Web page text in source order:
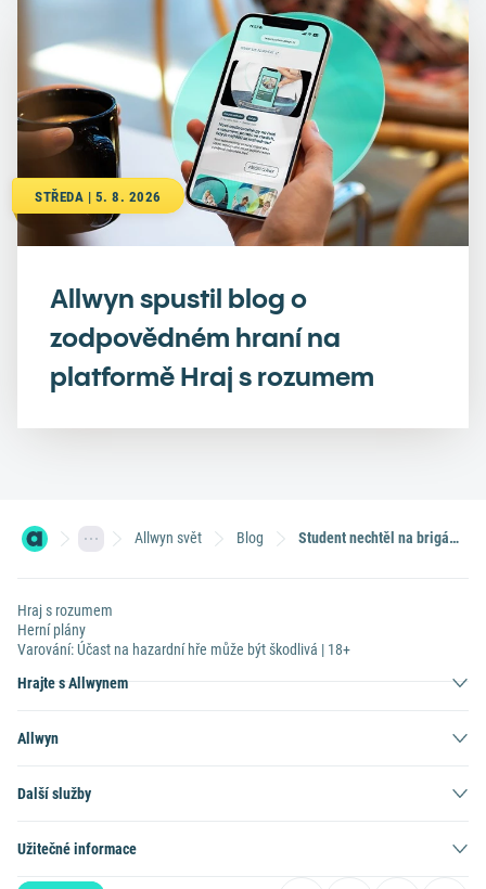
STŘEDA | 5. 8. 2026
Allwyn spustil blog o
zodpovědném hraní na
platformě Hraj s rozumem
Allwyn svět Blog Student nechtěl na brigádu, tak si vsadil. Jeho otec z výsledku radost neměl
Hraj s rozumem
Herní plány
Varování: Účast na hazardní hře může být škodlivá | 18+
Hrajte s Allwynem
Allwyn
Další služby
Užitečné informace